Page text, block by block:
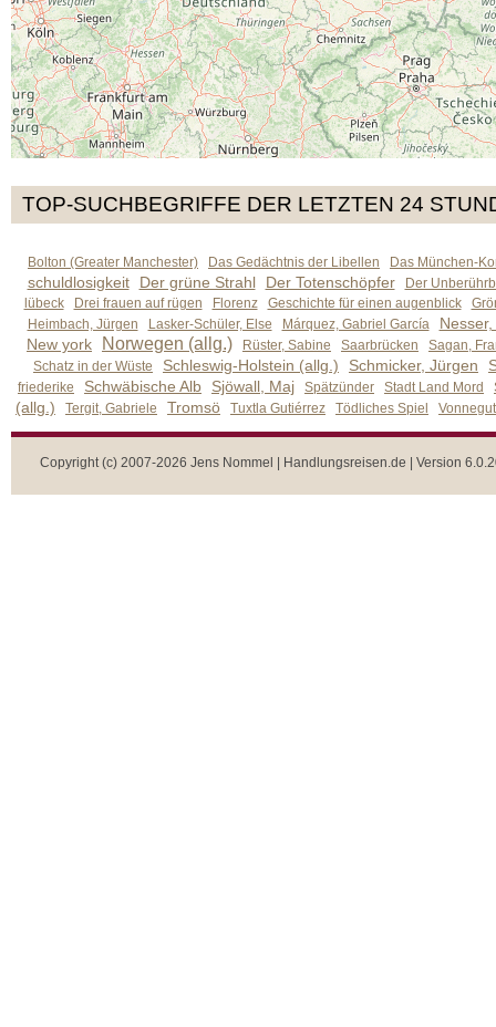
TOP-SUCHBEGRIFFE DER LETZTEN 24
Bolton (Greater Manchester) Das Gedächtnis der Libellen Das München-
schuldlosigkeit Der grüne Strahl Der Totenschöpfer
Der
lübeck
Drei frauen auf rügen Florenz Geschichte für einen augenblick
Heimbach, Jürgen
Lasker-Schüler, Else Márquez, Gabriel García
New york
Norwegen (allg.) Rüster, Sabine Saarbrücken
Sagan,
Schatz in der Wüste
Schleswig-Holstein (allg.) Schmicker, Jürgen
friederike Schwäbische Alb Sjöwall, Maj Spätzünder Stadt Land Mord
(allg.) Tergit, Gabriele Tromsö Tuxtla Gutiérrez Tödliches Spiel
Copyright (c) 2007-2026 Jens Nommel | Handlungsreisen.de | Version